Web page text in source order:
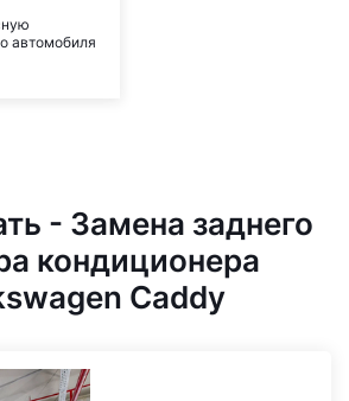
автомобиля
- Замена заднего
кондиционера
Caddy